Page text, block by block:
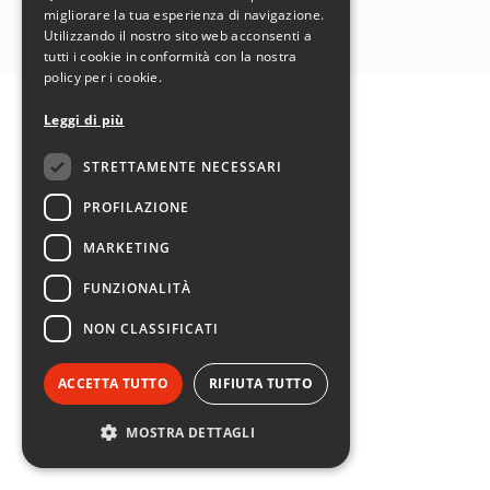
SEGUICI SU:
migliorare la tua esperienza di navigazione.
Utilizzando il nostro sito web acconsenti a
tutti i cookie in conformità con la nostra
policy per i cookie.
Leggi di più
STRETTAMENTE NECESSARI
PROFILAZIONE
MARKETING
FUNZIONALITÀ
NON CLASSIFICATI
ACCETTA TUTTO RIFIUTA TUTTO
MOSTRA DETTAGLI